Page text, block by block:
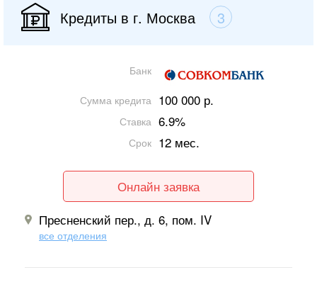
Кредиты в г. Москва 3
Банк
Сумма кредита 100 000 р.
Ставка 6.9%
Срок 12 мес.
Онлайн заявка
Пресненский пер., д. 6, пом. IV
все отделения